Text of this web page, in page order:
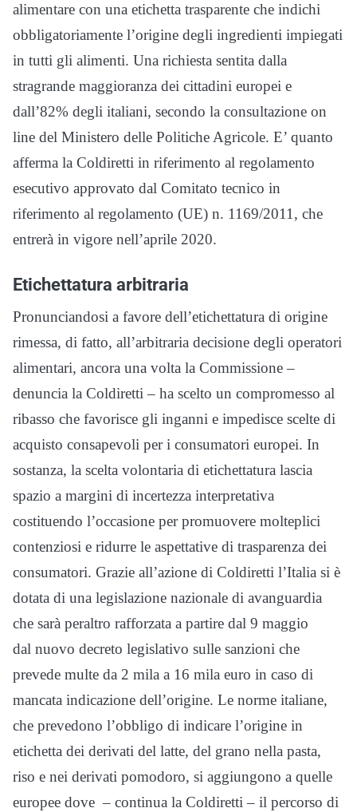
alimentare con una etichetta trasparente che indichi
obbligatoriamente l’origine degli ingredienti impiegati
in tutti gli alimenti. Una richiesta sentita dalla
stragrande maggioranza dei cittadini europei e
dall’82% degli italiani, secondo la consultazione on
line del Ministero delle Politiche Agricole. E’ quanto
afferma la Coldiretti in riferimento al regolamento
esecutivo approvato dal Comitato tecnico in
riferimento al regolamento (UE) n. 1169/2011, che
entrerà in vigore nell’aprile 2020.
Etichettatura arbitraria
Pronunciandosi a favore dell’etichettatura di origine
rimessa, di fatto, all’arbitraria decisione degli operatori
alimentari, ancora una volta la Commissione –
denuncia la Coldiretti – ha scelto un compromesso al
ribasso che favorisce gli inganni e impedisce scelte di
acquisto consapevoli per i consumatori europei. In
sostanza, la scelta volontaria di etichettatura lascia
spazio a margini di incertezza interpretativa
costituendo l’occasione per promuovere molteplici
contenziosi e ridurre le aspettative di trasparenza dei
consumatori. Grazie all’azione di Coldiretti l’Italia si è
dotata di una legislazione nazionale di avanguardia
che sarà peraltro rafforzata a partire dal 9 maggio
dal nuovo decreto legislativo sulle sanzioni che
prevede multe da 2 mila a 16 mila euro in caso di
mancata indicazione dell’origine. Le norme italiane,
che prevedono l’obbligo di indicare l’origine in
etichetta dei derivati del latte, del grano nella pasta,
riso e nei derivati pomodoro, si aggiungono a quelle
europee dove – continua la Coldiretti – il percorso di